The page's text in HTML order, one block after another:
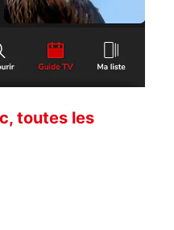
toutes les